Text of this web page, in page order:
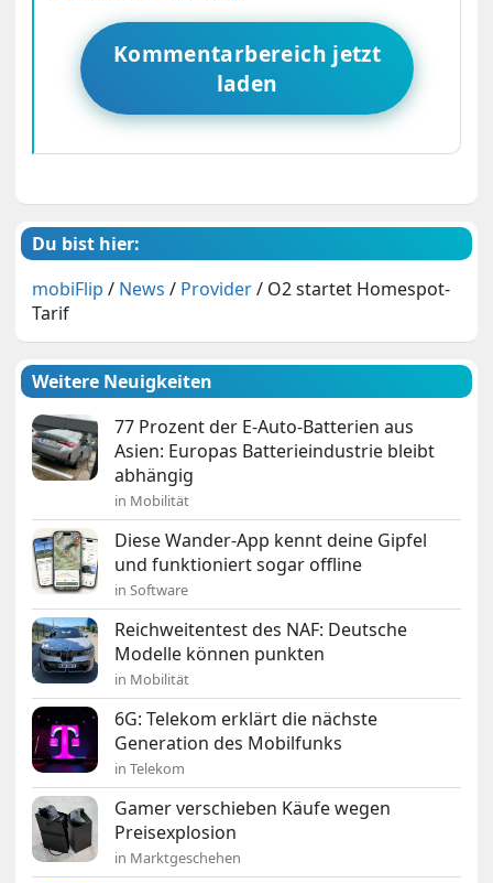
Kommentarbereich jetzt
laden
Du bist hier:
mobiFlip / News / Provider/ O2 startet Homespot-
Tarif
Weitere Neuigkeiten
77 Prozent der E-Auto-Batterien aus
Asien: Europas Batterieindustrie bleibt
abhängig
in Mobilität
Diese Wander-App kennt deine Gipfel
und funktioniert sogar offline
in Software
Reichweitentest des NAF: Deutsche
Modelle können punkten
in Mobilität
6G: Telekom erklärt die nächste
Generation des Mobilfunks
in Telekom
Gamer verschieben Käufe wegen
Preisexplosion
in Marktgeschehen